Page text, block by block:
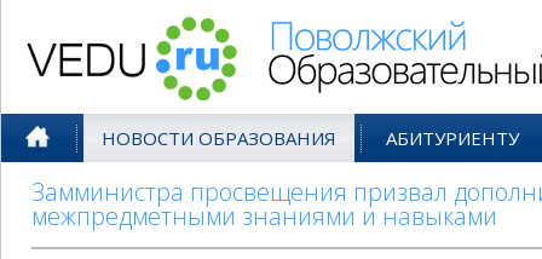
НОВОСТИ ОБРАЗОВАНИЯ АБИТУРИЕНТУ
Замминистра просвещения призвал
межпредметными знаниями и навыками